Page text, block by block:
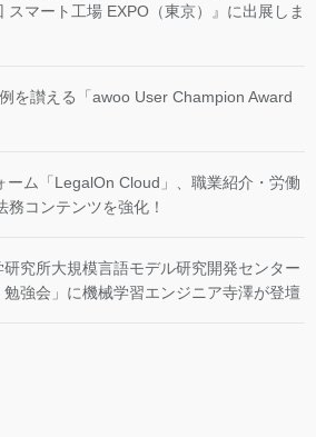
スマート工場 EXPO（東京）』に出展しま
を讃える「awoo User Champion Award
ーム「LegalOn Cloud」、職業紹介・労働
コンテンツを強化！
究所大規模言語モデル研究開発センター
強会」に機械学習エンジニア寺澤が登壇